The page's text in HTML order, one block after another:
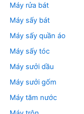
Máy rửa bát
Máy sấy bát
Máy sấy quần áo
Máy sấy tóc
Máy sưởi dầu
Máy sưởi gốm
Máy tăm nước